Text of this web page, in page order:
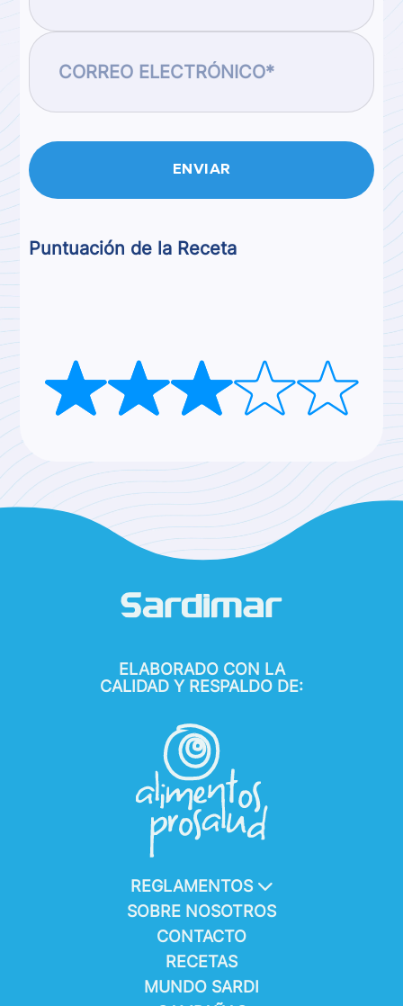
Puntuación de la Receta
ELABORADO CON LA
CALIDAD Y RESPALDO DE:
REGLAMENTOS
SOBRE NOSOTROS
CONTACTO
RECETAS
MUNDO SARDI